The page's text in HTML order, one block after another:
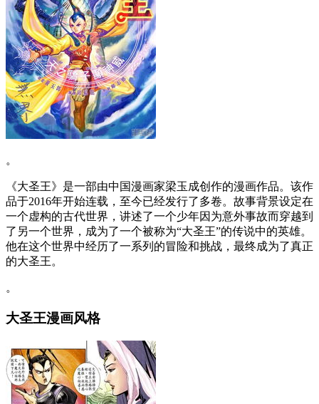
。
《大圣王》是一部由中国漫画家梁玉成创作的漫画作品。该作
品于2016年开始连载，至今已经发行了多卷。故事背景设定在
一个虚构的古代世界，讲述了一个少年因为意外事故而穿越到
了另一个世界，成为了一个被称为“大圣王”的传说中的英雄。
他在这个世界中经历了一系列的冒险和挑战，最终成为了真正
的大圣王。
。
大圣王漫画风格